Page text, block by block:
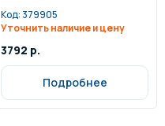
Код:379905
Уточнить наличие и цену
3792 р.
Подробнее